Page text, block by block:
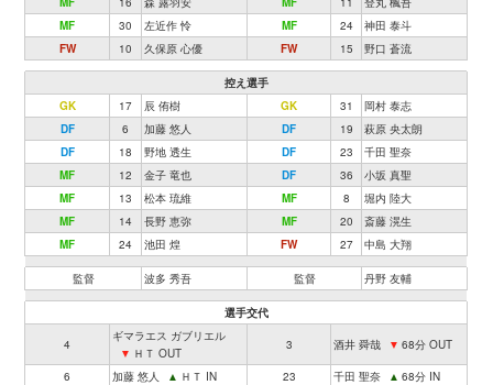
MF
30 左近作 怜 MF 24
神田 泰斗
FW
10 久保原 心優 FW 15 野口 蒼流
控え選手
GK
17 辰 侑樹 GK 31
岡村 泰志
DF
6 加藤 悠人 DF 19
萩原 央太朗
DF
18 野地 透生 DF 23
千田 聖奈
MF
12 金子 竜也 DF 36
小坂 真聖
MF
13 松本 琉維 MF 8
堀内 陸大
MF
14 長野 恵弥 MF 20
斎藤 滉生
MF
24 池田 煌 FW 27 中島 大翔
監督 波多 秀吾 監督 丹野 友輔
選手交代
4
ギマラエス ガブリエル
▼ ＨＴ OUT
3 酒井 舜哉 ▼ 68分 OUT
6 加藤 悠人 ▲ ＨＴ IN 23 千田 聖奈 ▲ 68分 IN